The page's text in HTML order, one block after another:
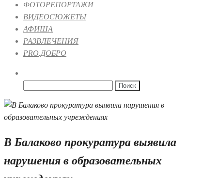
ФОТОРЕПОРТАЖИ
ВИДЕОСЮЖЕТЫ
АФИША
РАЗВЛЕЧЕНИЯ
PRO.ДОБРО
В Балаково прокуратура выявила
нарушения в образовательных